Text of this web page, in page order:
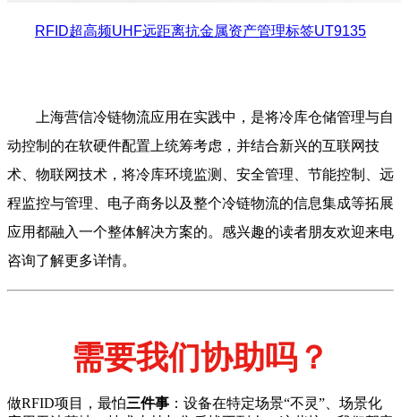
RFID超高频UHF远距离抗金属资产管理标签UT9135
上海营信冷链物流应用在实践中，是将冷库仓储管理与自
动控制的在软硬件配置上统筹考虑，并结合新兴的互联网技
术、物联网技术，将冷库环境监测、安全管理、节能控制、远
程监控与管理、电子商务以及整个冷链物流的信息集成等拓展
应用都融入一个整体解决方案的。感兴趣的读者朋友欢迎来电
咨询了解更多详情。
需要我们协助吗？
做RFID项目，最怕三件事 ：设备在特定场景“不灵”、场景化